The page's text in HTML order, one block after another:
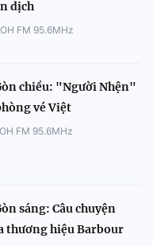
dịch
FM 95.6MHz
chiều: "Người Nhện"
vé Việt
FM 95.6MHz
sáng: Câu chuyện
thương hiệu Barbour